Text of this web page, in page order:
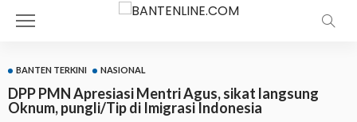
BANTEN TERKINI NASIONAL
DPP PMN Apresiasi Mentri Agus, sikat langsung
Oknum, pungli/Tip di Imigrasi Indonesia